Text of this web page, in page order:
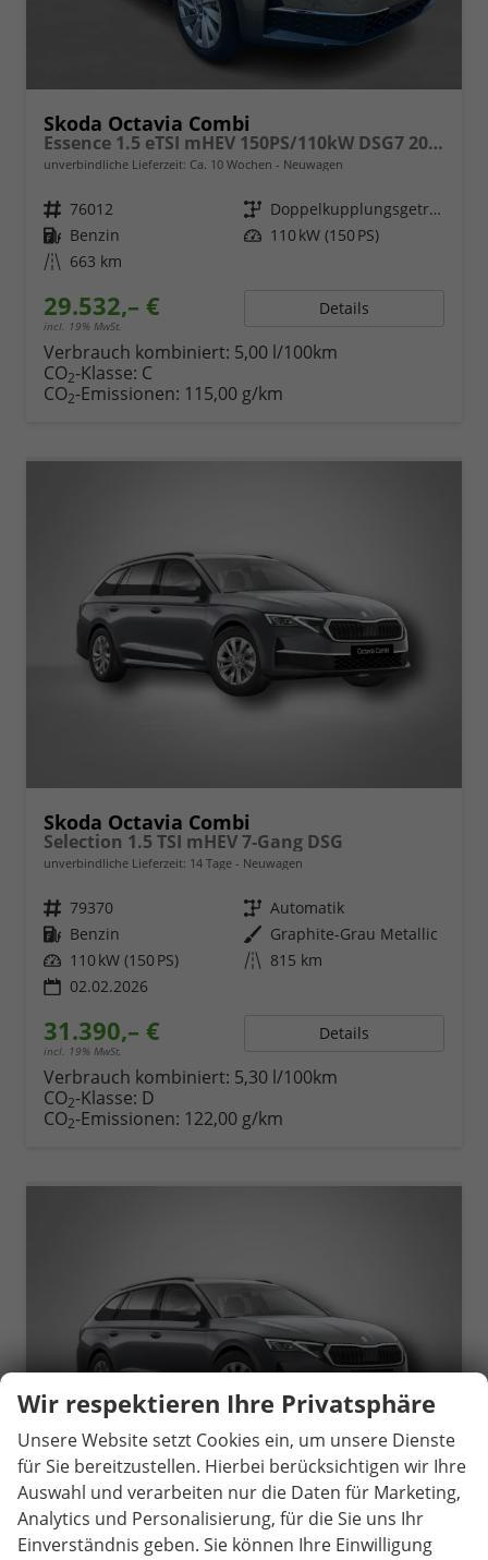
Skoda Octavia Combi
Essence 1.5 eTSI mHEV 150PS/110kW DSG7 2026
unverbindliche Lieferzeit: Ca. 10 Wochen Neuwagen
Fahrzeugnr. 76012 Getriebe
Doppelkupplungsgetriebe (DSG)
Kraftstoff Benzin Leistung 110 kW (150 PS)
Kilometerstand 663 km
29.532,– €
incl. 19% MwSt.
Details
Verbrauch kombiniert: 5,00 l/100km
CO2-Klasse: C
CO2-Emissionen: 115,00 g/km
Skoda Octavia Combi
Selection 1.5 TSI mHEV 7-Gang DSG
unverbindliche Lieferzeit: 14 Tage Neuwagen
Fahrzeugnr. 79370 Getriebe Automatik
Kraftstoff Benzin Außenfarbe Graphite-Grau Metallic
Leistung 110 kW (150 PS) Kilometerstand 815 km
02.02.2026
31.390,– €
incl. 19% MwSt.
Details
Verbrauch kombiniert: 5,30 l/100km
CO2-Klasse: D
CO2-Emissionen: 122,00 g/km
Skoda Octavia Combi
Wir respektieren Ihre Privatsphäre
Unsere Website setzt Cookies ein, um unsere Dienste
für Sie bereitzustellen. Hierbei berücksichtigen wir Ihre
Auswahl und verarbeiten nur die Daten für Marketing,
Analytics und Personalisierung, für die Sie uns Ihr
Einverständnis geben. Sie können Ihre Einwilligung